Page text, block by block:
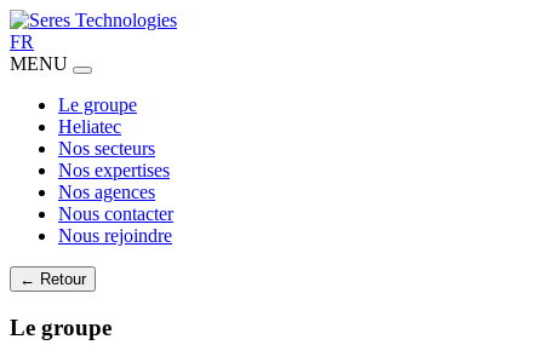
FR
MENU
Le groupe
Heliatec
Nos secteurs
Nos expertises
Nos agences
Nous contacter
Nous rejoindre
← Retour
Le groupe